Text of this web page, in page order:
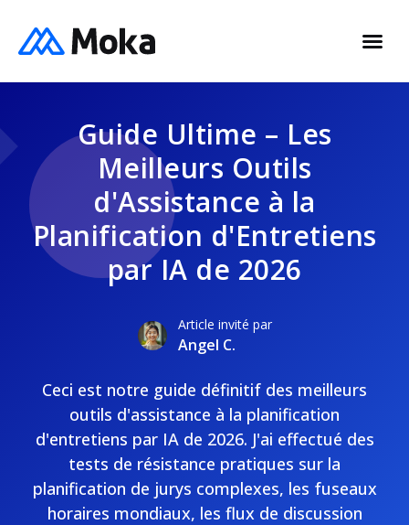
Guide Ultime – Les
Meilleurs Outils
d'Assistance à la
Planification d'Entretiens
par IA de 2026
Article invité par
Angel C.
Ceci est notre guide définitif des meilleurs
outils d'assistance à la planification
d'entretiens par IA de 2026. J'ai effectué des
tests de résistance pratiques sur la
planification de jurys complexes, les fuseaux
horaires mondiaux, les flux de discussion